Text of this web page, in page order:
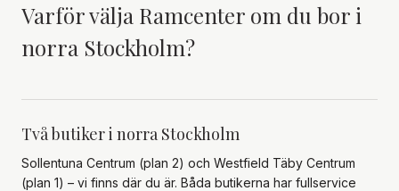
Varför välja Ramcenter om du bor i
norra Stockholm?
Två butiker i norra Stockholm
Sollentuna Centrum (plan 2) och Westfield Täby Centrum
(plan 1) – vi finns där du är. Båda butikerna har fullservice